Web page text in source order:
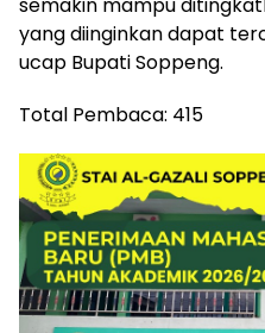
yang diinginkan dapat
ucap Bupati Soppeng.
Total Pembaca: 415